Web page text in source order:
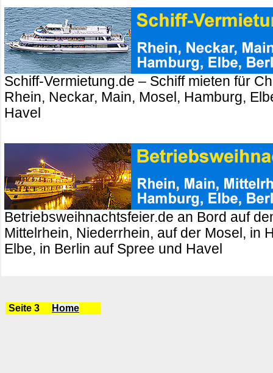
Schiff-Vermietung.de – Schiff mieten für
Rhein, Neckar, Main, Mosel, Hamburg,
Havel
Betriebsweihnachtsfeier.de an Bord auf
Mittelrhein, Niederrhein, auf der Mosel, in
Elbe, in Berlin auf Spree und Havel
Seite 3 Home